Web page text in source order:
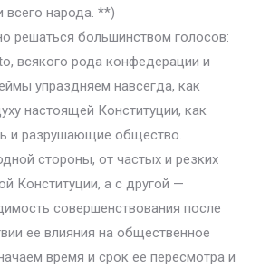
всего народа. **)
решаться большинством голосов:
всякого рода конфедерации и
упраздняем навсегда, как
настоящей Конституции, как
и разрушающие общество.
стороны, от частых и резких
Конституции, а с другой —
совершенствования после
ее влияния на общественное
время и срок ее пересмотра и